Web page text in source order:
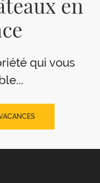
en
qui vous